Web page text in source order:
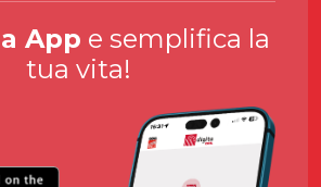
App e semplifica la
tua vita!